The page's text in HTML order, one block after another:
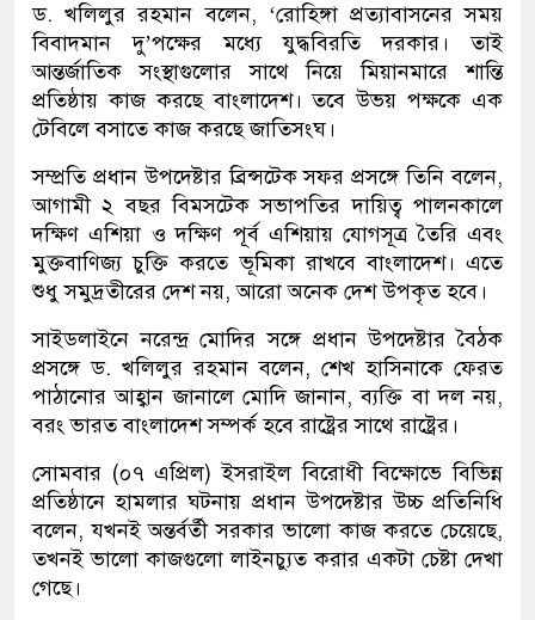
ড. খলিলুর রহমান বলেন, ‘রোহিঙ্গা প্রত্যাবাসনের সময়
বিবাদমান দু’পক্ষের মধ্যে যুদ্ধবিরতি দরকার। তাই
আন্তর্জাতিক সংস্থাগুলোর সাথে নিয়ে মিয়ানমারে শান্তি
প্রতিষ্ঠায় কাজ করছে বাংলাদেশ। তবে উভয় পক্ষকে এক
টেবিলে বসাতে কাজ করছে জাতিসংঘ।
সম্প্রতি প্রধান উপদেষ্টার ব্রিন্সটেক সফর প্রসঙ্গে তিনি বলেন,
আগামী ২ বছর বিমসটেক সভাপতির দায়িত্ব পালনকালে
দক্ষিণ এশিয়া ও দক্ষিণ পূর্ব এশিয়ায় যোগসূত্র তৈরি এবং
মুক্তবাণিজ্য চুক্তি করতে ভূমিকা রাখবে বাংলাদেশ। এতে
শুধু সমুদ্রতীরের দেশ নয়, আরো অনেক দেশ উপকৃত হবে।
সাইডলাইনে নরেন্দ্র মোদির সঙ্গে প্রধান উপদেষ্টার বৈঠক
প্রসঙ্গে ড. খলিলুর রহমান বলেন, শেখ হাসিনাকে ফেরত
পাঠানোর আহ্বান জানালে মোদি জানান, ব্যক্তি বা দল নয়,
বরং ভারত বাংলাদেশ সম্পর্ক হবে রাষ্ট্রের সাথে রাষ্ট্রের।
সোমবার (০৭ এপ্রিল) ইসরাইল বিরোধী বিক্ষোভে বিভিন্ন
প্রতিষ্ঠানে হামলার ঘটনায় প্রধান উপদেষ্টার উচ্চ প্রতিনিধি
বলেন, যখনই অন্তর্বর্তী সরকার ভালো কাজ করতে চেয়েছে,
তখনই ভালো কাজগুলো লাইনচ্যুত করার একটা চেষ্টা দেখা
গেছে।